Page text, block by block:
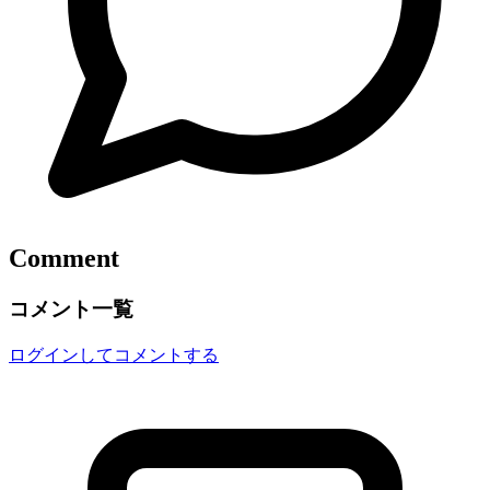
Comment
コメント一覧
ログインしてコメントする